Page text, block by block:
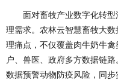
面对畜牧产业数字化转型
理需求。农林云智慧畜牧大
理痛点，不仅覆盖肉牛奶牛
户、兽医、政府多方数据链
数据预警动物防疫风险，同步